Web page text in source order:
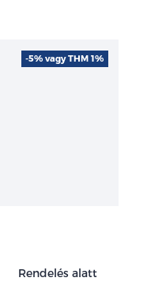
Rendelés alatt
-5% vagy THM 1%